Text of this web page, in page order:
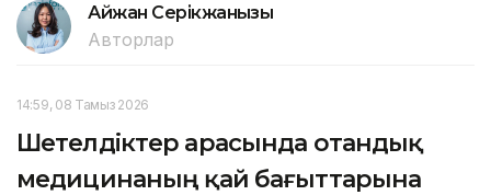
Айжан Серікжанқызы
Авторлар
14:59, 08 Тамыз 2026
Шетелдіктер арасында отандық
медицинаның қай бағыттарына